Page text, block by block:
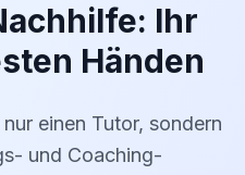
Ihr
Händen
einen Tutor, sondern
und Coaching-